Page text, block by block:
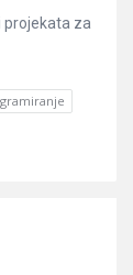
projekata za